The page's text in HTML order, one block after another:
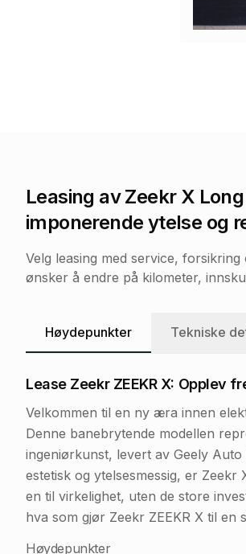
Leasing avZeekr X
imponerende ytelse og
Velg leasing med service,
ønsker å endre på kilometer,
Høydepunkter Tekniske
Lease Zeekr ZEEKR X: Opplev
Velkommen til en ny æra innen
Denne banebrytende modellen
ingeniørkunst, levert av Geely
estetisk og ytelsesmessig, er
en til virkelighet, uten de store
hva som gjør Zeekr ZEEKR X til en
Høydepunkter